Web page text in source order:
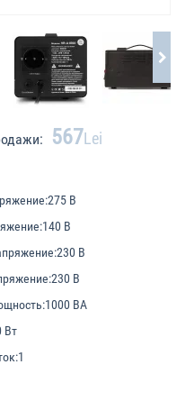
567Lei
275 В
140 В
230 В
230 В
1000 ВА
Вт
1